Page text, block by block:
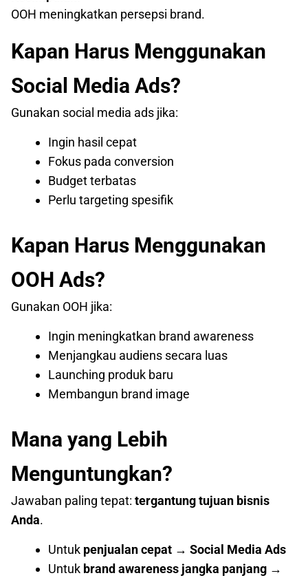
OOH meningkatkan persepsi brand.
Kapan Harus Menggunakan
Social Media Ads?
Gunakan social media ads jika:
Ingin hasil cepat
Fokus pada conversion
Budget terbatas
Perlu targeting spesifik
Kapan Harus Menggunakan
OOH Ads?
Gunakan OOH jika:
Ingin meningkatkan brand awareness
Menjangkau audiens secara luas
Launching produk baru
Membangun brand image
Mana yang Lebih
Menguntungkan?
Jawaban paling tepat: tergantung tujuan bisnis
Anda.
Untuk penjualan cepat → Social Media Ads
Untuk brand awareness jangka panjang →